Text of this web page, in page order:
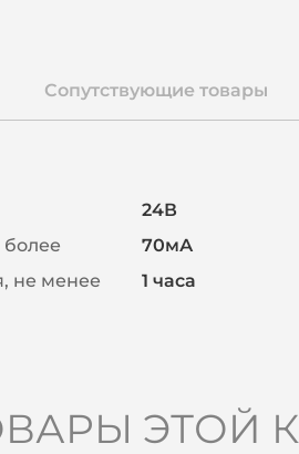
Сопутствующие товары
24В
более
70мА
не менее
1 часа
ЭТОЙ